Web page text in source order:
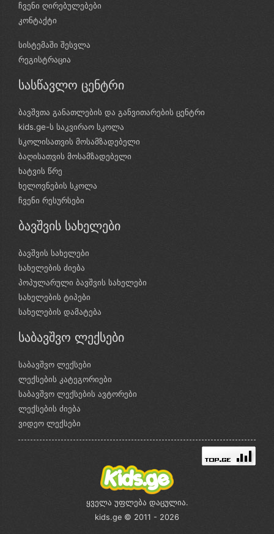
ჩვენი ღირებულებები
კონტაქტი
სისტემაში შესვლა
რეგისტრაცია
სასწავლო ცენტრი
ბავშვთა განათლების და განვითარების ცენტრი
kids.ge-ს საკვირაო სკოლა
სკოლისათვის მოსამზადებელი
ბაღისათვის მოსამზადებელი
ხატვის წრე
ხელოვნების სკოლა
ჩვენი რესურსები
ბავშვის სახელები
ბავშვის სახელები
სახელების ძიება
პოპულარული ბავშვის სახელები
სახელების ტიპები
სახელების დამატება
საბავშვო ლექსები
საბავშვო ლექსები
ლექსების კატეგორიები
საბავშვო ლექსების ავტორები
ლექსების ძიება
ვიდეო ლექსები
ყველა უფლება დაცულია.
kids.ge © 2011 - 2026